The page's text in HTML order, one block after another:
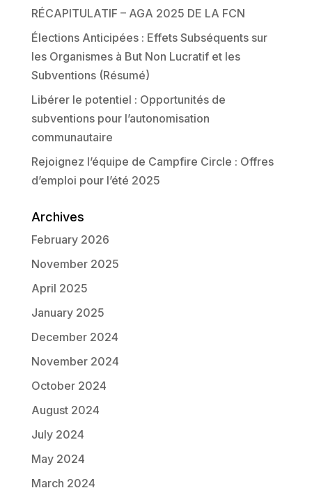
RÉCAPITULATIF – AGA 2025 DE LA FCN
Élections Anticipées : Effets Subséquents sur
les Organismes à But Non Lucratif et les
Subventions (Résumé)
Libérer le potentiel : Opportunités de
subventions pour l’autonomisation
communautaire
Rejoignez l’équipe de Campfire Circle : Offres
d’emploi pour l’été 2025
Archives
February 2026
November 2025
April 2025
January 2025
December 2024
November 2024
October 2024
August 2024
July 2024
May 2024
March 2024